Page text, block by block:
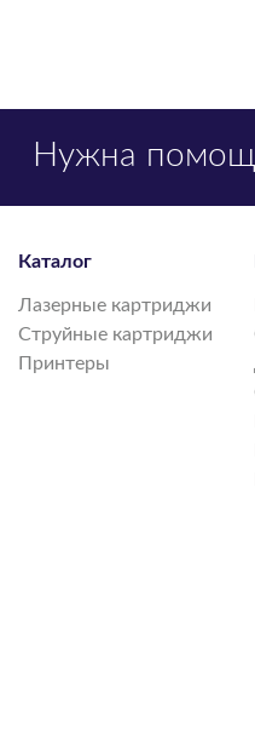
Нужна
Каталог
Лазерные картриджи
Струйные картриджи
Принтеры